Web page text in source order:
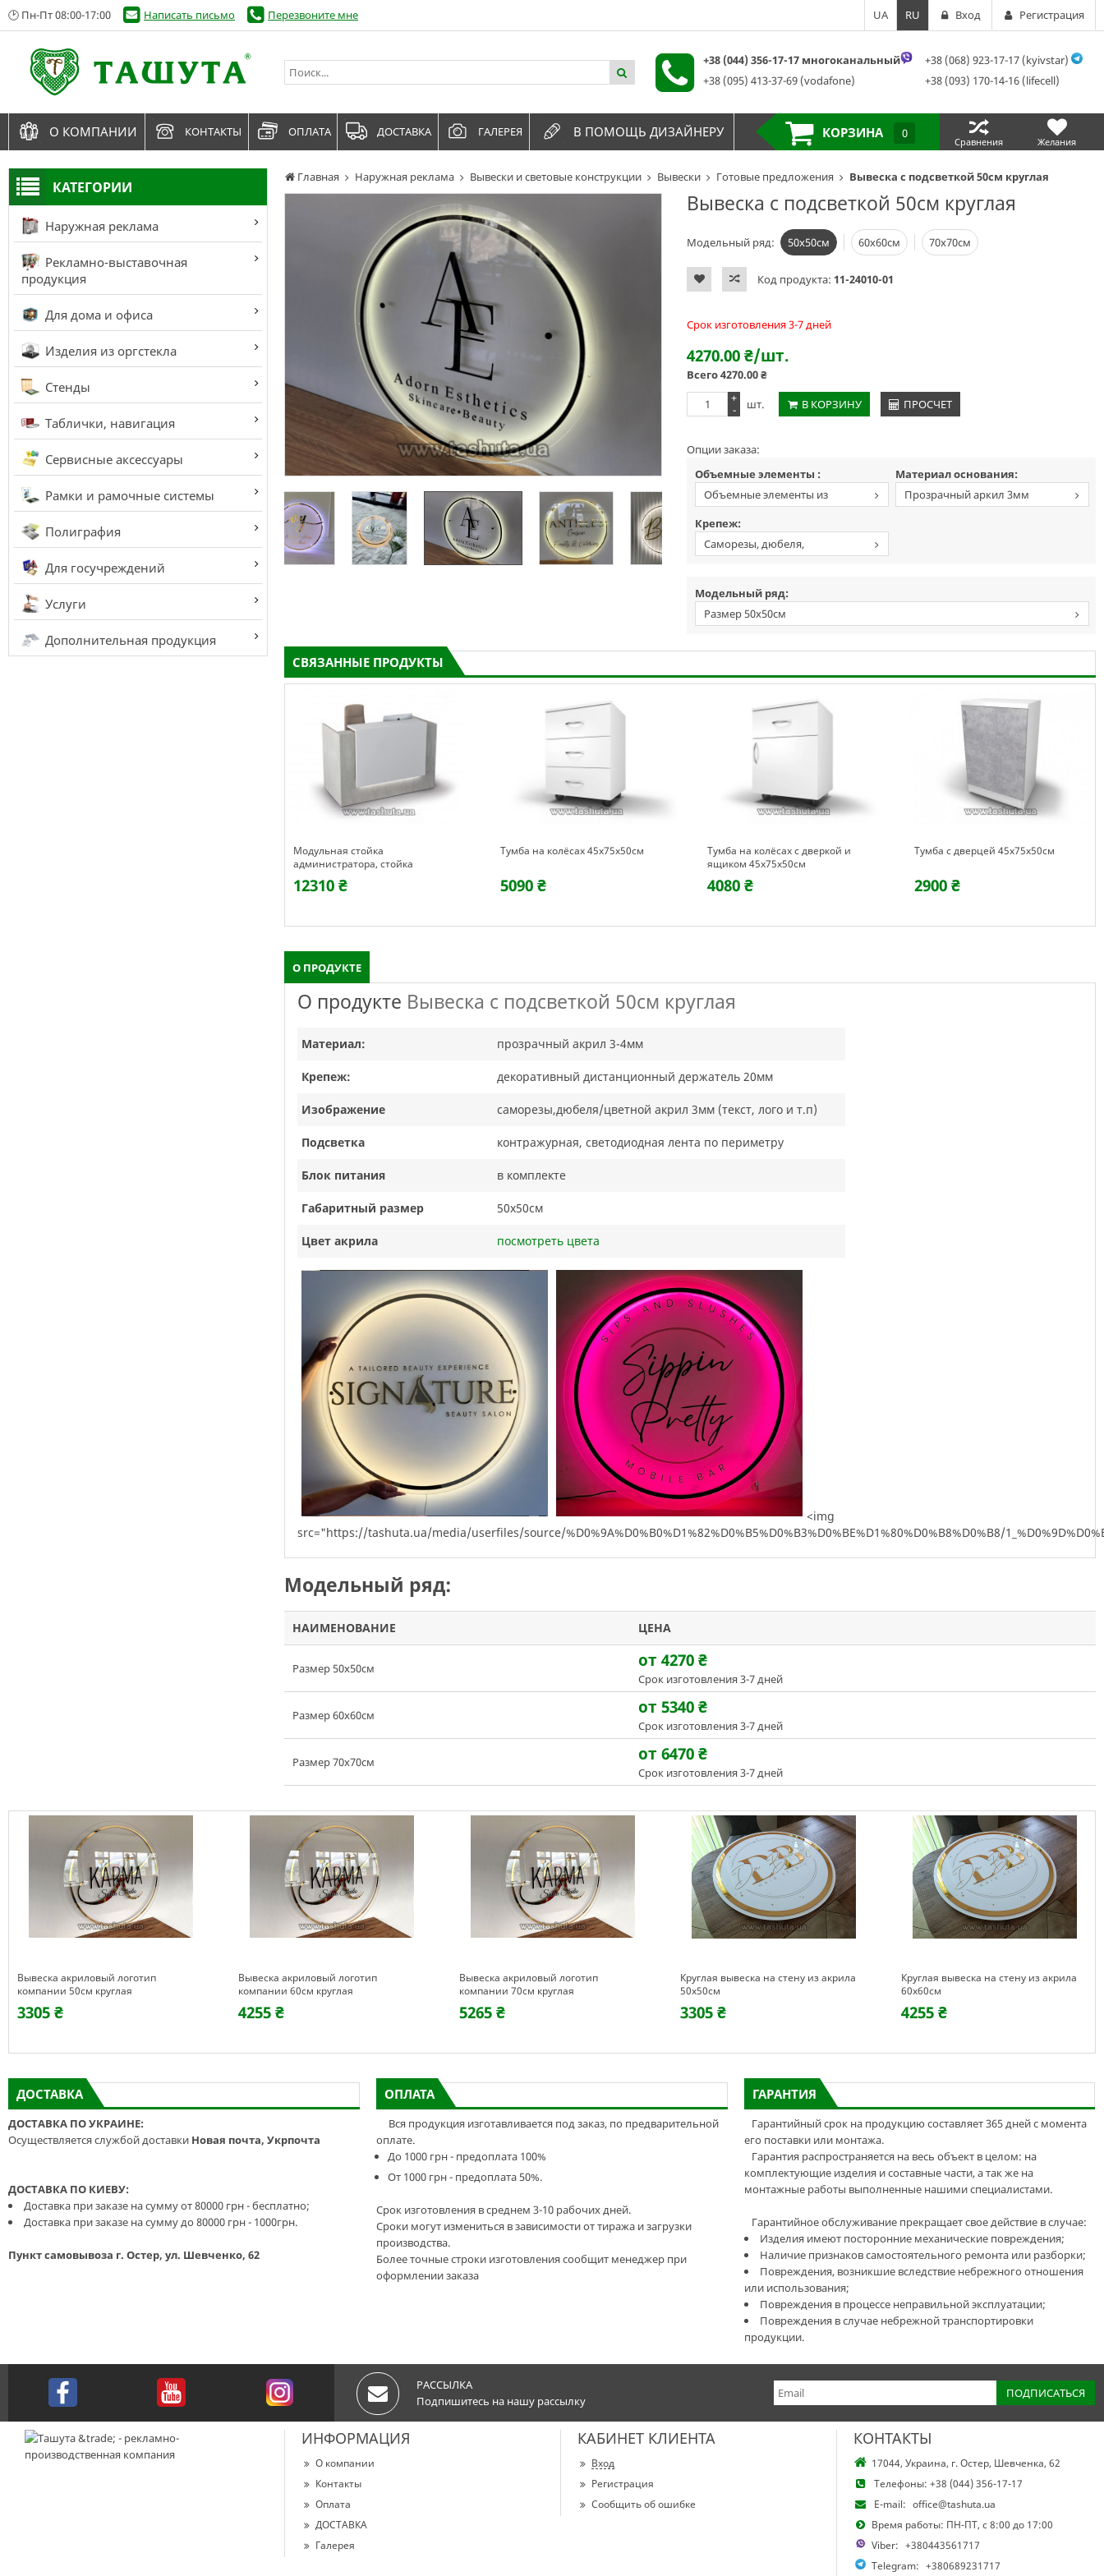
КАТЕГОРИИ
Наружная реклама
Рекламно-выставочная
продукция
Для дома и офиса
Изделия из оргстекла
Стенды
Таблички, навигация
Сервисные аксессуары
Рамки и рамочные системы
Полиграфия
Для госучреждений
Услуги
Дополнительная продукция
Главная Наружная реклама Вывески и световые конструкции Вывески Готовые предложения Вывеска с подсветкой 50см круглая
Вывеска с подсветкой 50см круглая
Модельный ряд: 50х50см 60х60см 70х70см
Код продукта: 11-24010-01
Срок изготовления 3-7 дней
4270.00₴/шт.
Всего4270.00₴
+
-
шт. В КОРЗИНУ ПРОСЧЕТ
Опции заказа:
Объемные элементы :
Объемные элементы из
цветного акрила
Материал основания:
Прозрачный аркил 3мм
Крепеж:
Саморезы, дюбеля,
Модельный ряд:
Размер 50х50см
СВЯЗАННЫЕ ПРОДУКТЫ
Модульная стойка
администратора, стойка
регистрации, 150х110х74 см
12310 ₴
Тумба на колёсах 45х75х50см
5090 ₴
Тумба на колёсах с дверкой и
ящиком 45х75х50см
4080 ₴
Тумба с дверцей 45х75х50см
2900 ₴
О ПРОДУКТЕ
О продукте Вывеска с подсветкой 50см круглая
Материал: прозрачный акрил 3-4мм
Крепеж: декоративный дистанционный держатель 20мм
Изображение саморезы,дюбеля/цветной акрил 3мм (текст, лого и т.п)
Подсветка контражурная, светодиодная лента по периметру
Блок питания в комплекте
Габаритный размер 50х50см
Цвет акрила посмотреть цвета
<img
src="https://tashuta.ua/media/userfiles/source/%D0%9A%D0%B0%D1%82%D0%B5%D0%B3%D0%BE%D1%80%D0%B8%D0%B8/
Модельный ряд:
НАИМЕНОВАНИЕ ЦЕНА
Размер 50х50см от 4270₴
Срок изготовления 3-7 дней
Размер 60х60см от 5340₴
Срок изготовления 3-7 дней
Размер 70х70см от 6470₴
Срок изготовления 3-7 дней
Вывеска акриловый логотип
компании 50см круглая
3305 ₴
Вывеска акриловый логотип
компании 60см круглая
4255 ₴
Вывеска акриловый логотип
компании 70см круглая
5265 ₴
Круглая вывеска на стену из акрила
50х50см
3305 ₴
Круглая вывеска на стену из акрила
60х60см
4255 ₴
ДОСТАВКА
ДОСТАВКА ПО УКРАИНЕ:
Осуществляется службой доставки Новая почта, Укрпочта
ДОСТАВКА ПО КИЕВУ:
Доставка при заказе на сумму от 80000 грн - бесплатно;
Доставка при заказе на сумму до 80000 грн - 1000грн.
Пункт самовывоза г. Остер, ул. Шевченко, 62
ОПЛАТА
Вся продукция изготавливается под заказ, по предварительной
оплате.
До 1000 грн - предоплата 100%
От 1000 грн - предоплата 50%.
Срок изготовления в среднем 3-10 рабочих дней.
Сроки могут измениться в зависимости от тиража и загрузки
производства.
Более точные строки изготовления сообщит менеджер при
оформлении заказа
ГАРАНТИЯ
Гарантийный срок на продукцию составляет 365 дней с момента
его поставки или монтажа.
Гарантия распространяется на весь объект в целом: на
комплектующие изделия и составные части, а так же на
монтажные работы выполненные нашими специалистами.
Гарантийное обслуживание прекращает свое действие в случае:
Изделия имеют посторонние механические повреждения;
Наличие признаков самостоятельного ремонта или разборки;
Повреждения, возникшие вследствие небрежного отношения
или использования;
Повреждения в процессе неправильной эксплуатации;
Повреждения в случае небрежной транспортировки
продукции.
🕑 Пн-Пт 08:00-17:00 Написать письмо Перезвоните мне UA RU Вход Регистрация
+38 (044) 356-17-17 многоканальный
+38 (095) 413-37-69 (vodafone)
+38 (068) 923-17-17 (kyivstar)
+38 (093) 170-14-16 (lifecell)
О КОМПАНИИ КОНТАКТЫ ОПЛАТА ДОСТАВКА ГАЛЕРЕЯ В ПОМОЩЬ ДИЗАЙНЕРУ КОРЗИНА 0
Сравнения Желания
РАССЫЛКА
Подпишитесь на нашу рассылку
ИНФОРМАЦИЯ
О компании
Контакты
Оплата
ДОСТАВКА
Галерея
КАБИНЕТ КЛИЕНТА
Вход
Регистрация
Сообщить об ошибке
КОНТАКТЫ
17044, Украина, г. Остер, Шевченка, 62
Телефоны: +38 (044) 356-17-17
E-mail: office@tashuta.ua
Время работы: ПН-ПТ, с 8:00 до 17:00
Viber: +380443561717
Telegram: +380689231717